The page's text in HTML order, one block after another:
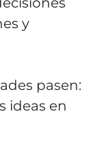
y
pasen:
ideas en